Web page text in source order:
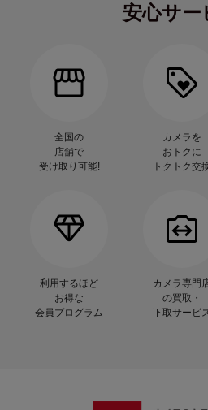
安心サー
全国の
店舗で
受け取り可能!
カメラを
おトクに
「トクトク交
利用するほど
お得な
会員プログラム
カメラ専門
の買取・
下取サービ